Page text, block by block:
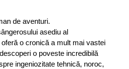
de aventuri.
asediu al
o cronică a mult mai vastei
o poveste incredibilă
ingeniozitate tehnică, noroc,